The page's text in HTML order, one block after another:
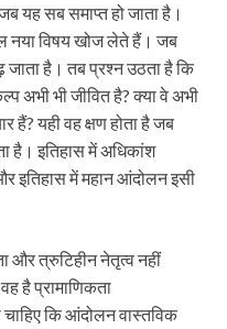
यह सब समाप्त हो जाता है।
नया विषय खोज लेते हैं। जब
जाता है। तब प्रश्न उठता है कि
अभी भी जीवित है? क्या वे अभी
हैं? यही वह क्षण होता है जब
है। इतिहास में अधिकांश
इतिहास में महान आंदोलन इसी
और त्रुटिहीन नेतृत्व नहीं
है प्रामाणिकता
कि आंदोलन वास्तविक